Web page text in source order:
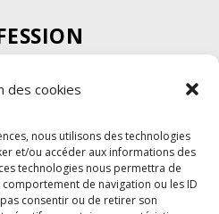
des cookies
nous utilisons des technologies
et/ou accéder aux informations des
technologies nous permettra de
de navigation ou les ID
consentir ou de retirer son